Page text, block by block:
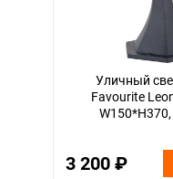
Уличный
Favourite
3 200 ₽